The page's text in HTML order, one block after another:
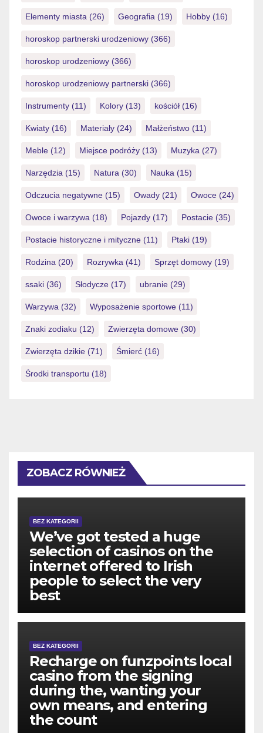
Elementy miasta (26) Geografia (19) Hobby (16)
horoskop partnerski urodzeniowy (366)
horoskop urodzeniowy (366)
horoskop urodzeniowy partnerski (366)
Instrumenty (11) Kolory (13) kościół (16)
Kwiaty (16) Materiały (24) Małżeństwo (11)
Meble (12) Miejsce podróży (13) Muzyka (27)
Narzędzia (15) Natura (30) Nauka (15)
Odczucia negatywne (15) Owady (21) Owoce (24)
Owoce i warzywa (18) Pojazdy (17) Postacie (35)
Postacie historyczne i mityczne (11) Ptaki (19)
Rodzina (20) Rozrywka (41) Sprzęt domowy (19)
ssaki (36) Słodycze (17) ubranie (29)
Warzywa (32) Wyposażenie sportowe (11)
Znaki zodiaku (12) Zwierzęta domowe (30)
Zwierzęta dzikie (71) Śmierć (16)
Środki transportu (18)
ZOBACZ RÓWNIEŻ
BEZ KATEGORII
We’ve got tested a huge
selection of casinos on the
internet offered to Irish
people to select the very
best
BEZ KATEGORII
Recharge on funzpoints local
casino from the signing
during the, wanting your
own means, and entering
the count